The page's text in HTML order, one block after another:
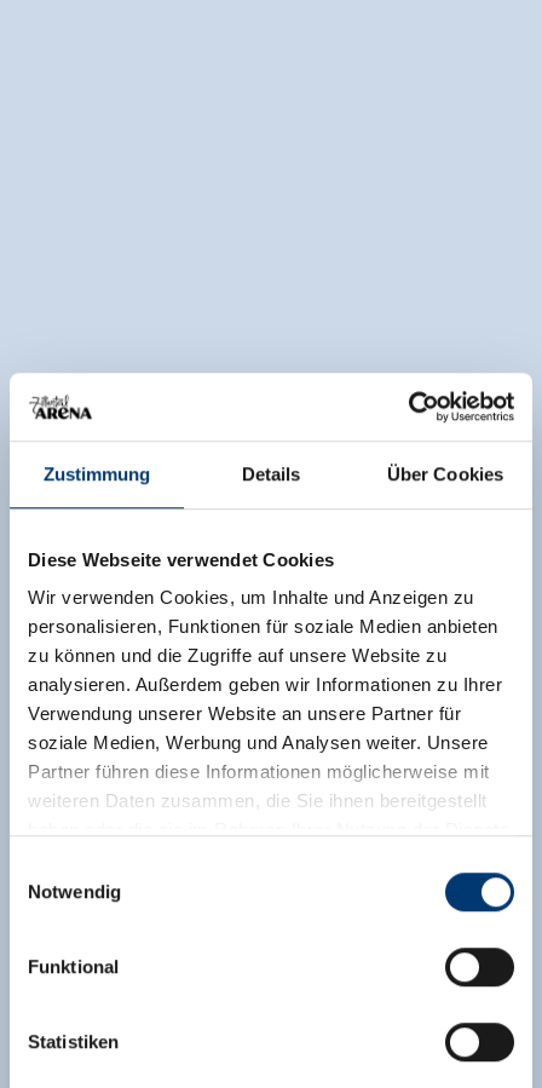
Zustimmung Details Über Cookies
Diese Webseite verwendet Cookies
Wir verwenden Cookies, um Inhalte und Anzeigen zu
personalisieren, Funktionen für soziale Medien anbieten
zu können und die Zugriffe auf unsere Website zu
analysieren. Außerdem geben wir Informationen zu Ihrer
Verwendung unserer Website an unsere Partner für
soziale Medien, Werbung und Analysen weiter. Unsere
Partner führen diese Informationen möglicherweise mit
weiteren Daten zusammen, die Sie ihnen bereitgestellt
Rohr 23// A-6280 Zell am Ziller
www.zillertalarena.com
Notwendig
Funktional
Statistiken